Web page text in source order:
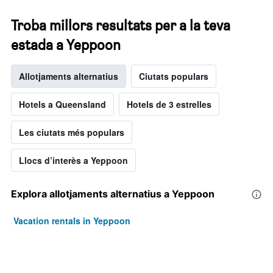
Troba millors resultats per a la teva
estada a Yeppoon
Allotjaments alternatius Ciutats populars
Hotels a Queensland Hotels de 3 estrelles
Les ciutats més populars
Llocs d’interès a Yeppoon
Explora allotjaments alternatius a Yeppoon
Vacation rentals in Yeppoon